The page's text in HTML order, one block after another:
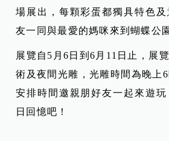
場展出，每顆彩蛋都獨具特色
友一同與最愛的媽咪來到蝴蝶公
展覽自5月6日到6月11日止，展
術及夜間光雕，光雕時間為晚上
安排時間邀親朋好友一起來遊
日回憶吧！